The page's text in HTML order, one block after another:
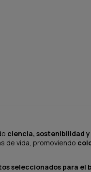
ciencia, sostenibilidad
de vida, promoviendo
seleccionados para el